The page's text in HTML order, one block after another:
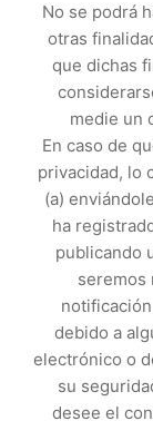
No se podrá
otras
que dichas
medie un
En caso de
privacidad, lo
(a)
ha
publicando
seremos
debido a
electrónico o
su
desee el